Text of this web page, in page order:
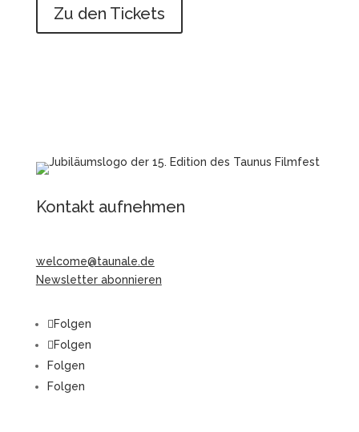
Zu den Tickets
Kontakt aufnehmen
welcome@taunale.de
Newsletter abonnieren
Folgen
Folgen
Folgen
Folgen